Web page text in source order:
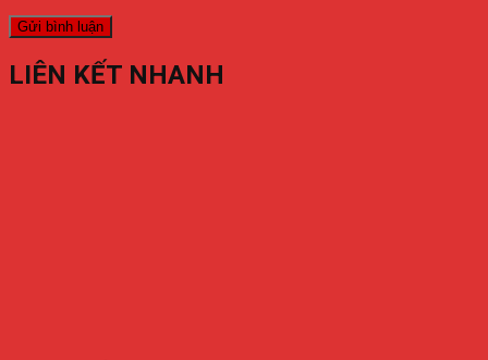
LIÊN KẾT NHANH